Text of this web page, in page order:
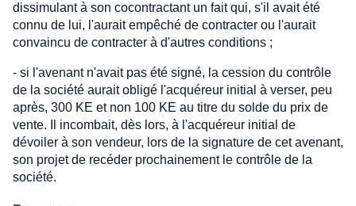
dissimulant à son cocontractant un fait qui, s'il avait été
connu de lui, l'aurait empêché de contracter ou l'aurait
convaincu de contracter à d'autres conditions ;
- si l'avenant n'avait pas été signé, la cession du contrôle
de la société aurait obligé l'acquéreur initial à verser, peu
après, 300 KE et non 100 KE au titre du solde du prix de
vente. Il incombait, dès lors, à l'acquéreur initial de
dévoiler à son vendeur, lors de la signature de cet avenant,
son projet de recéder prochainement le contrôle de la
société.